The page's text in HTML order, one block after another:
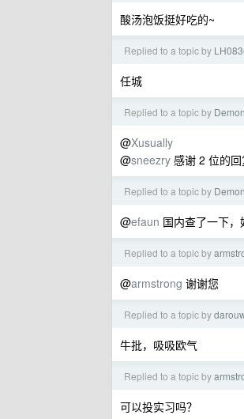
酸汤泡饭挺好吃的~
Replied to a topic by
任城
Replied to a topic by
@Xusually
@sneezry 感谢 2 位的
Replied to a topic by
@efaun 国内查了一下
Replied to a topic by
@armstrong 谢谢您
Replied to a topic by
牛批，吸吸欧气
Replied to a topic by
可以投实习吗？